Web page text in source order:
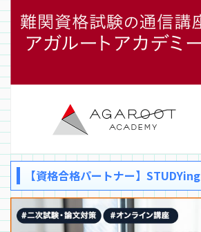
【資格合格パートナー】STUDYing